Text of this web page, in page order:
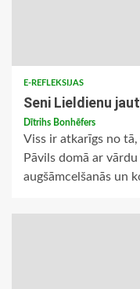
E-REFLEKSIJAS
Seni Lieldienu
Dītrihs Bonhēfers
Viss ir atkarīgs no
Pāvils domā ar vārdu
augšāmcelšanās un